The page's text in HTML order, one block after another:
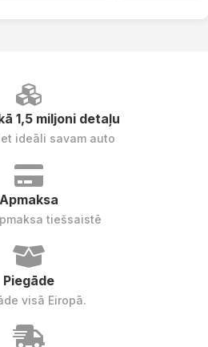
1,5 miljoni detaļu
ideāli savam auto
Apmaksa
tiešsaistē
Piegāde
visā Eiropā.